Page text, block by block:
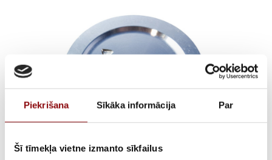
Piekrišana Sīkāka informācija Par
Šī tīmekļa vietne izmanto sīkfailus